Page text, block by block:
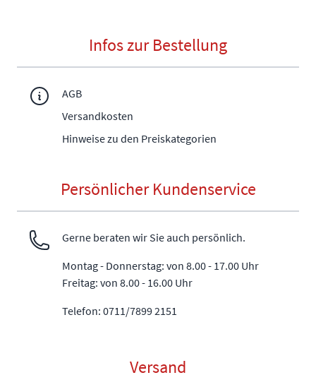
Infos zur Bestellung
AGB
Versandkosten
Hinweise zu den Preiskategorien
Persönlicher Kundenservice
Gerne beraten wir Sie auch persönlich.
Montag - Donnerstag: von 8.00 - 17.00 Uhr
Freitag: von 8.00 - 16.00 Uhr
Telefon: 0711/7899 2151
Versand